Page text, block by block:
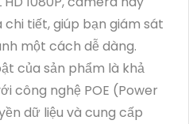
tiết, giúp bạn giám sát
một cách dễ dàng.
của sản phẩm là khả
công nghệ POE (Power
dữ liệu và cung cấp